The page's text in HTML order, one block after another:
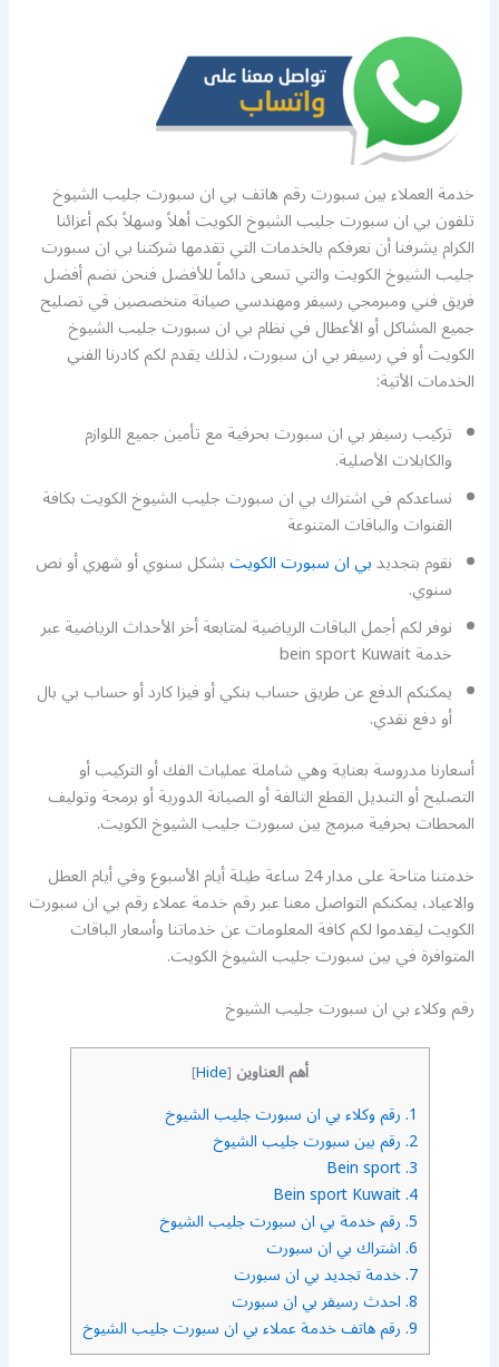
خدمة العملاء بين سبورت رقم هاتف بي ان سبورت جليب الشيوخ
تلفون بي ان سبورت جليب الشيوخ الكويت أهلاً وسهلاً بكم أعزائنا
الكرام يشرفنا أن نعرفكم بالخدمات التي تقدمها شركتنا بي ان سبورت
جليب الشيوخ الكويت والتي تسعى دائماً للأفضل فنحن نضم أفضل
فريق فني ومبرمجي رسيفر ومهندسي صيانة متخصصين قي تصليح
جميع المشاكل أو الأعطال في نظام بي ان سبورت جليب الشيوخ
الكويت أو في رسيفر بي ان سبورت، لذلك يقدم لكم كادرنا الفني
الخدمات الأتية:
تركيب رسيفر بي ان سبورت بحرفية مع تأمين جميع اللوازم
والكابلات الأصلية.
نساعدكم في اشتراك بي ان سبورت جليب الشيوخ الكويت بكافة
القنوات والباقات المتنوعة
نقوم بتجديدبي ان سبورت الكويتبشكل سنوي أو شهري أو نص
سنوي.
نوفر لكم أجمل الباقات الرياضية لمتابعة أخر الأحداث الرياضية عبر
خدمة bein sport Kuwait
يمكنكم الدفع عن طريق حساب بنكي أو فيزا كارد أو حساب بي بال
أو دفع نقدي.
أسعارنا مدروسة بعناية وهي شاملة عمليات الفك أو التركيب أو
التصليح أو التبديل القطع التالفة أو الصيانة الدورية أو برمجة وتوليف
المحطات بحرفية مبرمج بين سبورت جليب الشيوخ الكويت.
خدمتنا متاحة على مدار 24 ساعة طيلة أيام الأسبوع وفي أيام العطل
والاعياد، يمكنكم التواصل معنا عبر رقم خدمة عملاء رقم بي ان سبورت
الكويت ليقدموا لكم كافة المعلومات عن خدماتنا وأسعار الباقات
المتوافرة في بين سبورت جليب الشيوخ الكويت.
رقم وكلاء بي ان سبورت جليب الشيوخ
أهم العناوين [
Hide
]
1. رقم وكلاء بي ان سبورت جليب الشيوخ
2. رقم بين سبورت جليب الشيوخ
3.
Bein sport
4.
Bein sport Kuwait
5. رقم خدمة بي ان سبورت جليب الشيوخ
6. اشتراك بي ان سبورت
7. خدمة تجديد بي ان سبورت
8. احدث رسيفر بي ان سبورت
9. رقم هاتف خدمة عملاء بي ان سبورت جليب الشيوخ